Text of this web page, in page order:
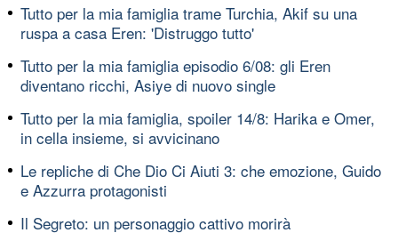
Tutto per la mia famiglia trame Turchia, Akif su una
ruspa a casa Eren: 'Distruggo tutto'
Tutto per la mia famiglia episodio 6/08: gli Eren
diventano ricchi, Asiye di nuovo single
Tutto per la mia famiglia, spoiler 14/8: Harika e Omer,
in cella insieme, si avvicinano
Le repliche di Che Dio Ci Aiuti 3: che emozione, Guido
e Azzurra protagonisti
Il Segreto: un personaggio cattivo morirà